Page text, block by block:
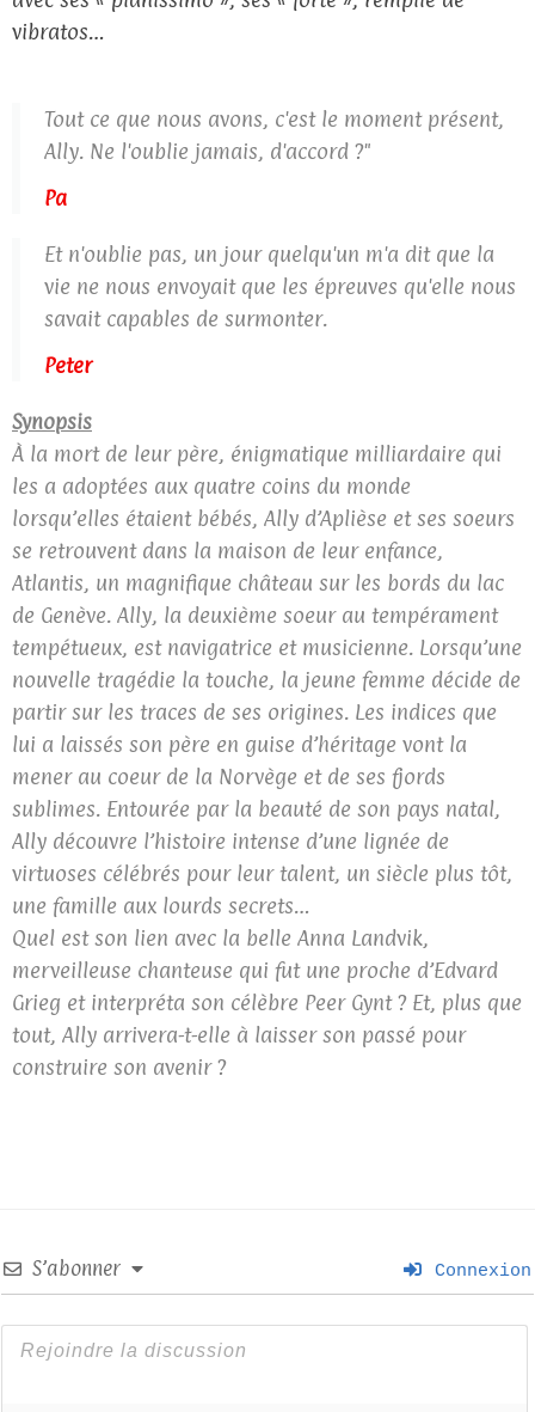
vibratos…
Tout ce que nous avons, c'est le moment présent,
Ally. Ne l'oublie jamais, d'accord ?"
Pa
Et n'oublie pas, un jour quelqu'un m'a dit que la
vie ne nous envoyait que les épreuves qu'elle nous
savait capables de surmonter.
Peter
Synopsis
À la mort de leur père, énigmatique milliardaire qui
les a adoptées aux quatre coins du monde
lorsqu’elles étaient bébés, Ally d’Aplièse et ses soeurs
se retrouvent dans la maison de leur enfance,
Atlantis, un magnifique château sur les bords du lac
de Genève. Ally, la deuxième soeur au tempérament
tempétueux, est navigatrice et musicienne. Lorsqu’une
nouvelle tragédie la touche, la jeune femme décide de
partir sur les traces de ses origines. Les indices que
lui a laissés son père en guise d’héritage vont la
mener au coeur de la Norvège et de ses fjords
sublimes. Entourée par la beauté de son pays natal,
Ally découvre l’histoire intense d’une lignée de
virtuoses célébrés pour leur talent, un siècle plus tôt,
une famille aux lourds secrets…
Quel est son lien avec la belle Anna Landvik,
merveilleuse chanteuse qui fut une proche d’Edvard
Grieg et interpréta son célèbre Peer Gynt ? Et, plus que
tout, Ally arrivera-t-elle à laisser son passé pour
construire son avenir ?
S’abonner Connexion